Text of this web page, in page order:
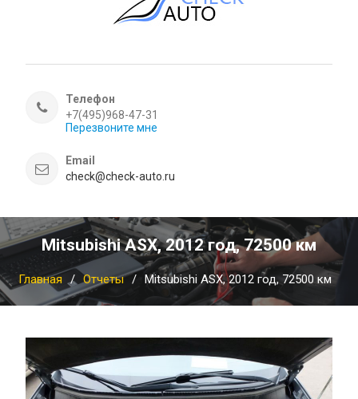
Телефон
+7(495)968-47-31
Перезвоните мне
Email
check@check-auto.ru
Mitsubishi ASX, 2012 год, 72500 км
Главная Отчеты Mitsubishi ASX, 2012 год, 72500 км